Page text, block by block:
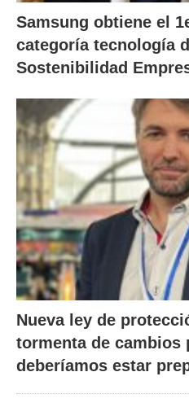
Samsung obtiene el
categoría tecnología
Sostenibilidad
Nueva ley de
tormenta de cambios
deberíamos estar